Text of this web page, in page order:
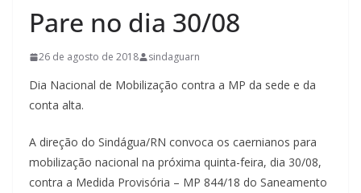
Pare no dia 30/08
26 de agosto de 2018 sindaguarn
Dia Nacional de Mobilização contra a MP da sede e da
conta alta.
A direção do Sindágua/RN convoca os caernianos para
mobilização nacional na próxima quinta-feira, dia 30/08,
contra a Medida Provisória – MP 844/18 do Saneamento